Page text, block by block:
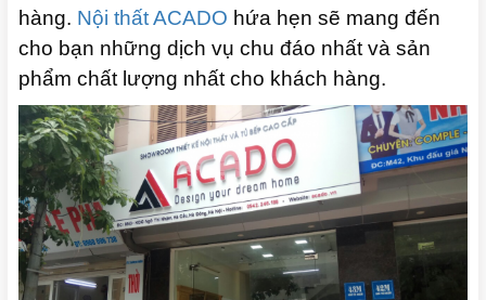
hàng. Nội thất ACADO hứa hẹn sẽ mang đến
cho bạn những dịch vụ chu đáo nhất và sản
phẩm chất lượng nhất cho khách hàng.